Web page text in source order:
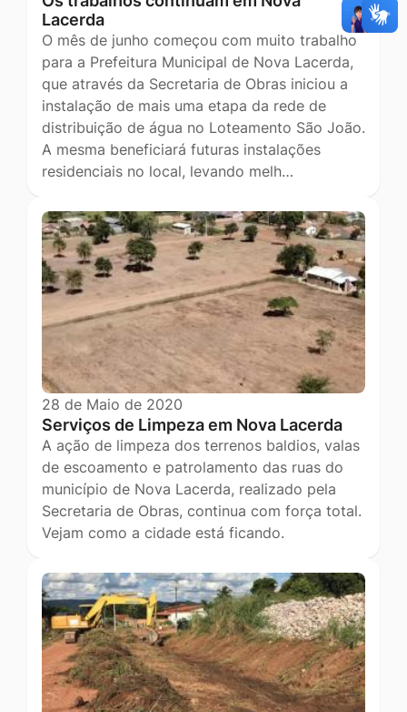
Lacerda
O mês de junho começou com muito trabalho
para a Prefeitura Municipal de Nova Lacerda,
que através da Secretaria de Obras iniciou a
instalação de mais uma etapa da rede de
distribuição de água no Loteamento São João.
A mesma beneficiará futuras instalações
residenciais no local, levando melh…
28 de Maio de 2020
Serviços de Limpeza em Nova Lacerda
A ação de limpeza dos terrenos baldios, valas
de escoamento e patrolamento das ruas do
município de Nova Lacerda, realizado pela
Secretaria de Obras, continua com força total.
Vejam como a cidade está ficando.